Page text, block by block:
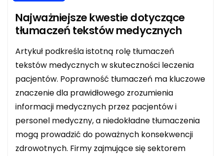
Najważniejsze kwestie dotyczące
tłumaczeń tekstów medycznych
Artykuł podkreśla istotną rolę tłumaczeń
tekstów medycznych w skuteczności leczenia
pacjentów. Poprawność tłumaczeń ma kluczowe
znaczenie dla prawidłowego zrozumienia
informacji medycznych przez pacjentów i
personel medyczny, a niedokładne tłumaczenia
mogą prowadzić do poważnych konsekwencji
zdrowotnych. Firmy zajmujące się sektorem